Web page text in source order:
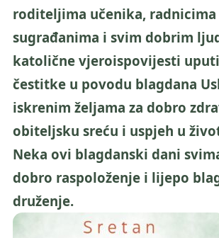
roditeljima učenika, radnicima
sugrađanima i svim dobrim
katolične vjeroispovijesti
čestitke u povodu blagdana
iskrenim željama za dobro
obiteljsku sreću i uspjeh u
Neka ovi blagdanski dani
dobro raspoloženje i lijepo
druženje.